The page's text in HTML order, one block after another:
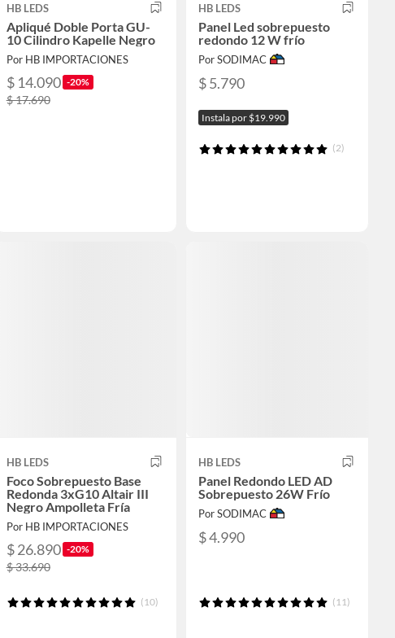
HB LEDS
Apliqué Doble Porta GU-
10 Cilindro Kapelle Negro
Por HB IMPORTACIONES
$ 14.090 -20%
$ 17.690
HB LEDS
Panel Led sobrepuesto
redondo 12 W frío
Por SODIMAC
$ 5.790
Instala por $19.990
(2)
HB LEDS
Foco Sobrepuesto Base
Redonda 3xG10 Altair III
Negro Ampolleta Fría
Por HB IMPORTACIONES
$ 26.890 -20%
$ 33.690
(10)
HB LEDS
Panel Redondo LED AD
Sobrepuesto 26W Frío
Por SODIMAC
$ 4.990
(11)